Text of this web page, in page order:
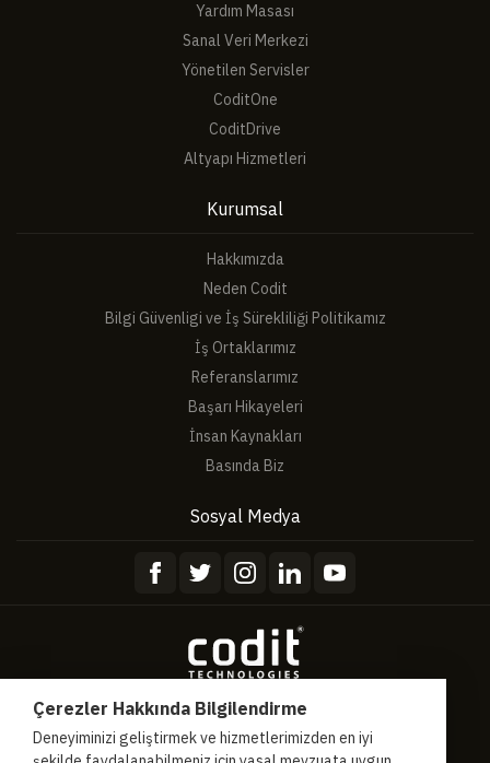
Yardım Masası
Sanal Veri Merkezi
Yönetilen Servisler
CoditOne
CoditDrive
Altyapı Hizmetleri
Kurumsal
Hakkımızda
Neden Codit
Bilgi Güvenligi ve İş Sürekliliği Politikamız
İş Ortaklarımız
Referanslarımız
Başarı Hikayeleri
İnsan Kaynakları
Basında Biz
Sosyal Medya
Hakkımızda Gizlilik Sözleşmesi Hizmet Sözleşmesi
Çerezler Hakkında Bilgilendirme
Deneyiminizi geliştirmek ve hizmetlerimizden en iyi